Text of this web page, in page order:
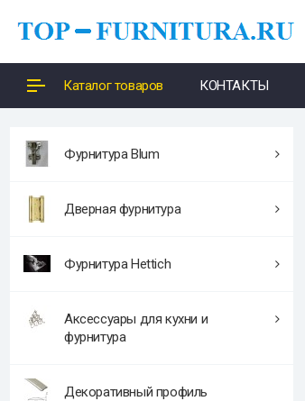
Каталог товаров КОНТАКТЫ
Фурнитура Blum
Дверная фурнитура
Фурнитура Hettich
Аксессуары для кухни и
фурнитура
Декоративный профиль